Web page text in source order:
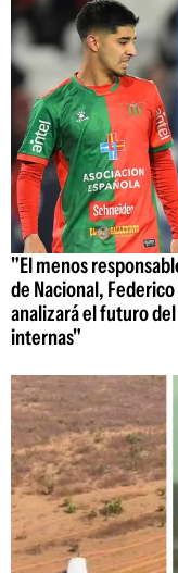
"El menos
de Nacional,
analizará el futuro
internas"